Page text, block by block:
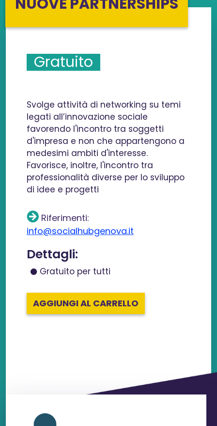
Gratuito
Svolge attività di networking su temi
legati all’innovazione sociale
favorendo l'incontro tra soggetti
d'impresa e non che appartengono a
medesimi ambiti d'interesse.
Favorisce, inoltre, l'incontro tra
professionalità diverse per lo sviluppo
di idee e progetti
Riferimenti:
info@socialhubgenova.it
Dettagli:
Gratuito per tutti
AGGIUNGI AL CARRELLO